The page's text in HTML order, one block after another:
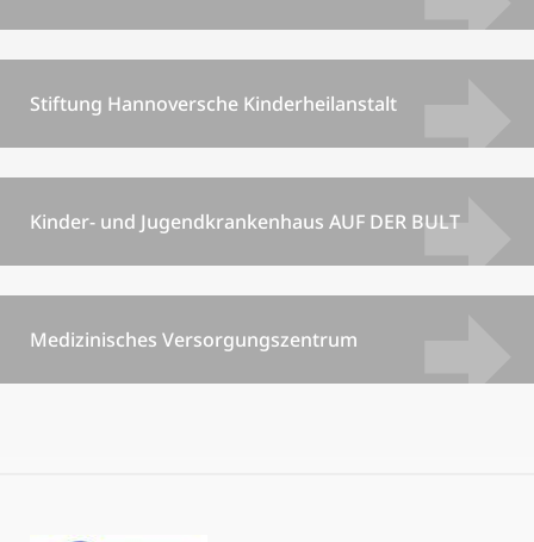
Stiftung Hannoversche Kinderheilanstalt
Kinder- und Jugendkrankenhaus AUF DER BULT
Medizinisches Versorgungszentrum